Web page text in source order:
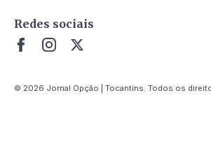
Redes sociais
© 2026 Jornal Opção | Tocantins. Todos os